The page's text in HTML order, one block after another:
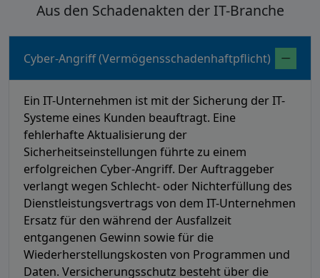
Aus den Schadenakten der IT-Branche
Cyber-Angriff (Vermögensschadenhaftpflicht)
Ein IT-Unternehmen ist mit der Sicherung der IT-
Systeme eines Kunden beauftragt. Eine
fehlerhafte Aktualisierung der
Sicherheitseinstellungen führte zu einem
erfolgreichen Cyber-Angriff. Der Auftraggeber
verlangt wegen Schlecht- oder Nichterfüllung des
Dienstleistungsvertrags von dem IT-Unternehmen
Ersatz für den während der Ausfallzeit
entgangenen Gewinn sowie für die
Wiederherstellungskosten von Programmen und
Daten. Versicherungsschutz besteht über die